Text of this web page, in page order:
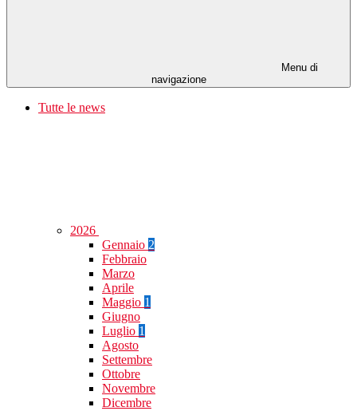
Menu di
navigazione
Tutte le news
2026
Gennaio 2
Febbraio
Marzo
Aprile
Maggio 1
Giugno
Luglio 1
Agosto
Settembre
Ottobre
Novembre
Dicembre